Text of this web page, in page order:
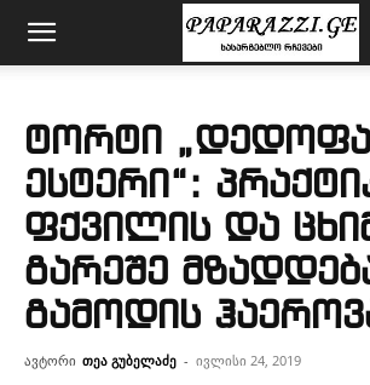
ტორტი
ესტერი“:
ფქვილის და
გარეშე
გამოდის
ავტორი თეა გუბელაძე - ივლისი 24, 2019